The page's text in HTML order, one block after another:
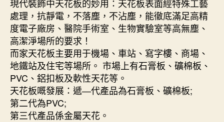
現代裝飾中天花板的妙用：天花板表面經特殊工藝
處理，抗靜電，不落塵，不沾塵，能徹底滿足高精
度電子廠房、醫院手術室、生物實驗室等高無塵、
高潔淨場所的要求！
而家天花板主要用于機場、車站、寫字樓、商場、
地鐵站及住宅等場所。 市場上有石膏板、礦棉板、
PVC、鋁扣板及軟性天花等。
天花板嘅發展：遞―代產品為石膏板、礦棉板;
第二代為PVC;
第三代產品係金屬天花。